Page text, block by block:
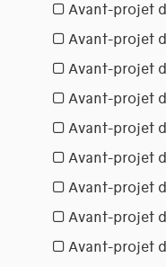
Avant-projet
Avant-projet
Avant-projet
Avant-projet
Avant-projet
Avant-projet
Avant-projet
Avant-projet
Avant-projet